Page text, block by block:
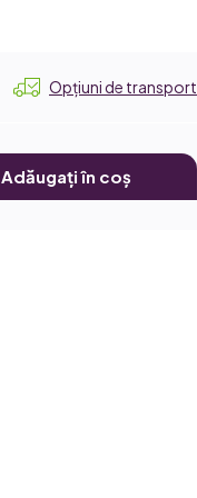
Opțiuni de transport
Adăugați în coș